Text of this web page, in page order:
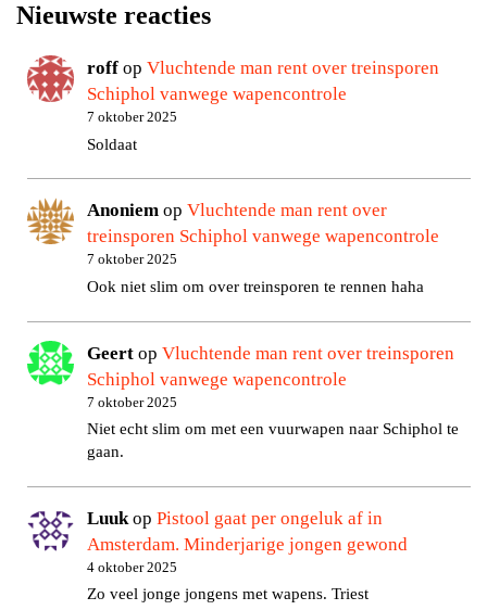
Nieuwste reacties
roff opVluchtende man rent over treinsporen
Schiphol vanwege wapencontrole
7 oktober 2025
Soldaat
Anoniem opVluchtende man rent over
treinsporen Schiphol vanwege wapencontrole
7 oktober 2025
Ook niet slim om over treinsporen te rennen haha
Geert opVluchtende man rent over treinsporen
Schiphol vanwege wapencontrole
7 oktober 2025
Niet echt slim om met een vuurwapen naar Schiphol te
gaan.
Luuk opPistool gaat per ongeluk af in
Amsterdam. Minderjarige jongen gewond
4 oktober 2025
Zo veel jonge jongens met wapens. Triest